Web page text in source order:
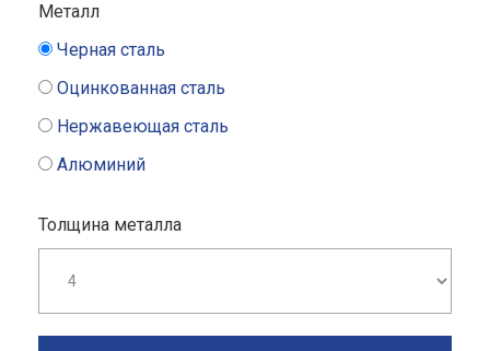
Металл
Черная сталь
Оцинкованная сталь
Нержавеющая сталь
Алюминий
Толщина металла